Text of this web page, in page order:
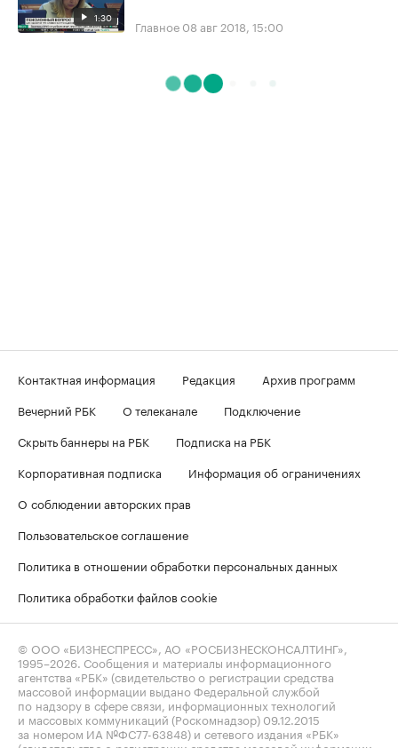
1:30 Главное 08 авг 2018, 15:00
Контактная информация Редакция
Архив программ
Вечерний РБК
О телеканале
Подключение
Скрыть баннеры на РБК
Подписка на РБК
Корпоративная подписка
Информация об ограничениях
О соблюдении авторских прав
Пользовательское соглашение
Политика в отношении обработки персональных данных
Политика обработки файлов cookie
© ООО «БИЗНЕСПРЕСС», АО «РОСБИЗНЕСКОНСАЛТИНГ»,
1995–2026 . Сообщения и материалы информационного
агентства «РБК» (свидетельство о регистрации средства
массовой информации выдано Федеральной службой
по надзору в сфере связи, информационных технологий
и массовых коммуникаций (Роскомнадзор) 09.12.2015
за номером ИА №ФС77-63848) и сетевого издания «РБК»